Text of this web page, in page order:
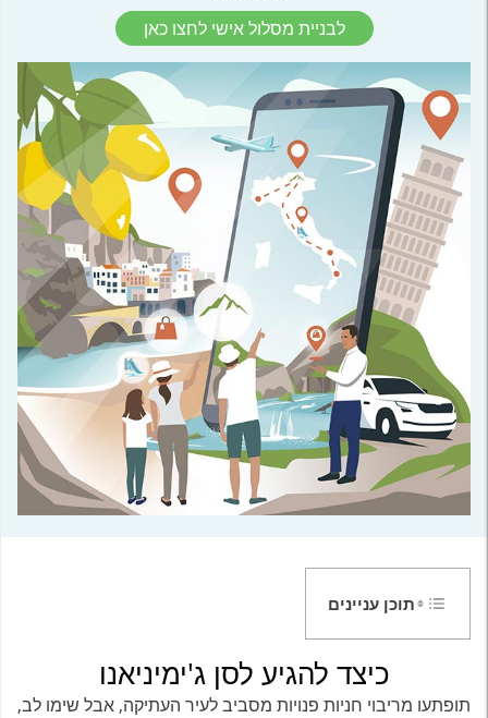
לבניית מסלול אישי לחצו כאן
תוכן עניינים
כיצד להגיע לסן ג'ימיניאנו
תופתעו מריבוי חניות פנויות מסביב לעיר העתיקה, אבל שימו לב,